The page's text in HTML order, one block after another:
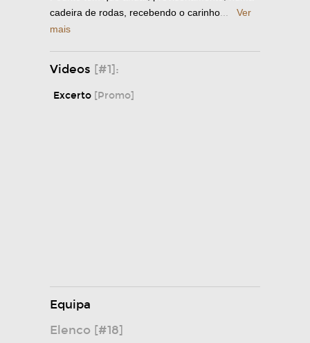
cadeira de rodas, recebendo o carinho
Ver
mais
Videos [#1]:
Excerto [Promo]
Equipa
Elenco [#18]